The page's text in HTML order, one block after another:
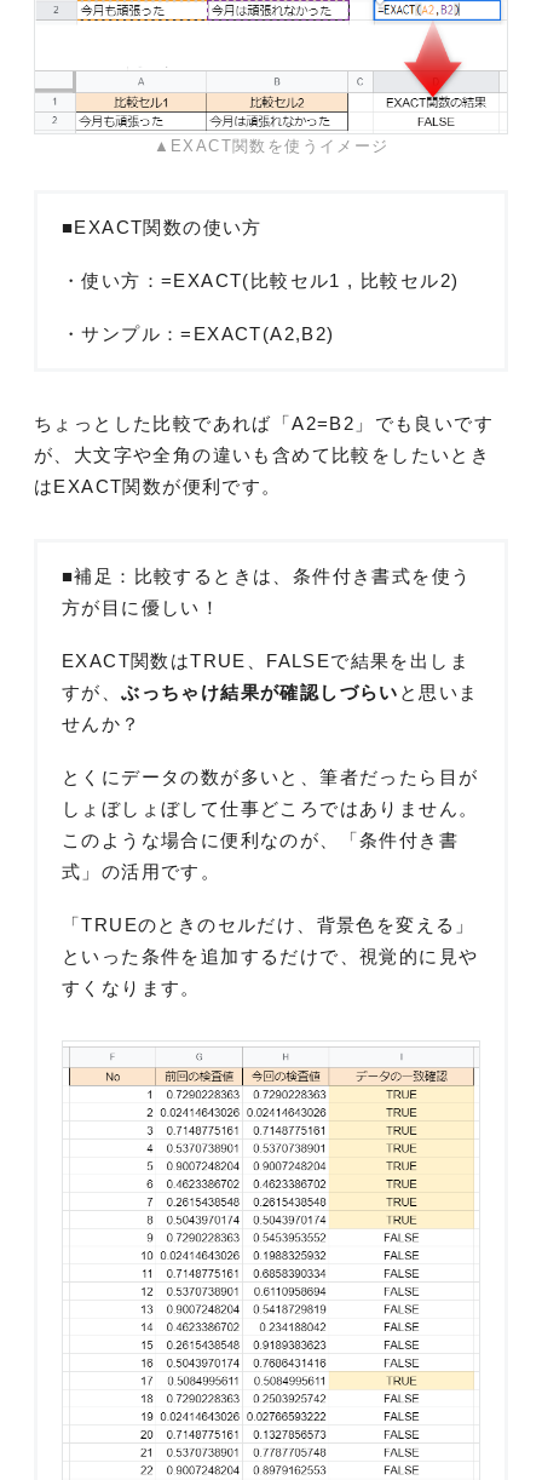
▲EXACT関数を使うイメージ
■EXACT関数の使い方
・使い方：=EXACT(比較セル1 , 比較セル2)
・サンプル：=EXACT(A2,B2)
ちょっとした比較であれば「A2=B2」でも良いです
が、大文字や全角の違いも含めて比較をしたいとき
はEXACT関数が便利です。
■補足：比較するときは、条件付き書式を使う
方が目に優しい！
EXACT関数はTRUE、FALSEで結果を出しま
すが、ぶっちゃけ結果が確認しづらい と思いま
せんか？
とくにデータの数が多いと、筆者だったら目が
しょぼしょぼして仕事どころではありません。
このような場合に便利なのが、「条件付き書
式」の活用です。
「TRUEのときのセルだけ、背景色を変える」
といった条件を追加するだけで、視覚的に見や
すくなります。